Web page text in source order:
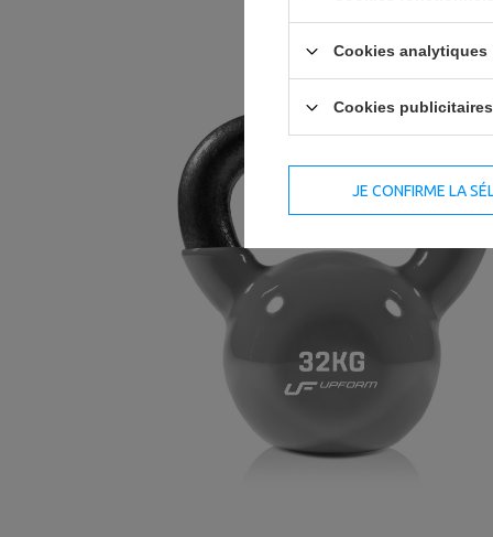
Cookies analytiques
Cookies publicitaires
JE CONFIRME LA